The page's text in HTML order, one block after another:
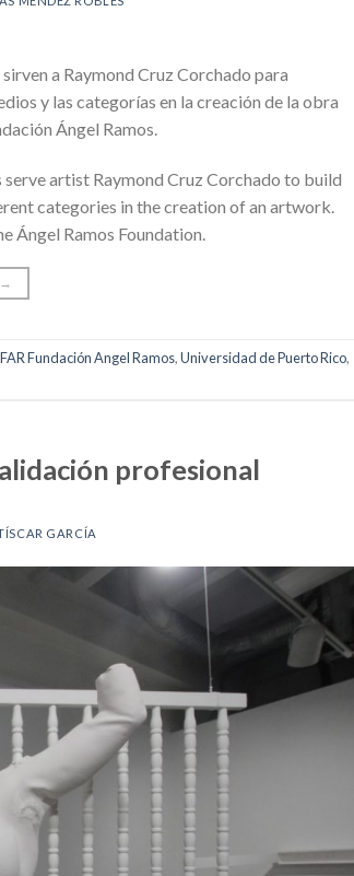
a Raymond Cruz Corchado para
y las categorías en la creación de la obra
Ángel Ramos.
artist Raymond Cruz Corchado to build
categories in the creation of an artwork.
Ángel Ramos Foundation.
→
Fundación Angel Ramos,Universidad de Puerto Rico,
profesional
GARCÍA